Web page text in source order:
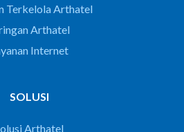
Terkelola Arthatel
Arthatel
Internet
SOLUSI
Arthatel